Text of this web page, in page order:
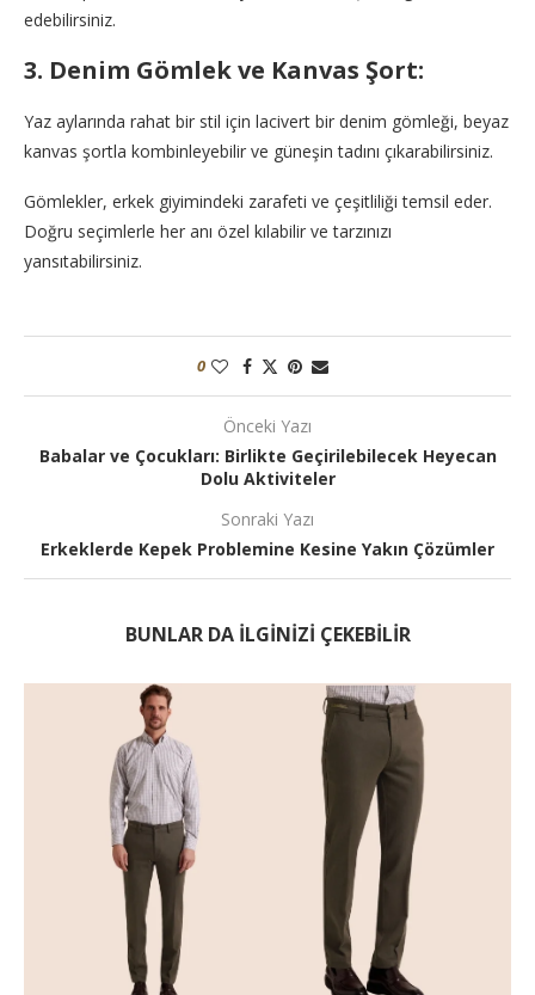
edebilirsiniz.
3. Denim Gömlek ve Kanvas Şort:
Yaz aylarında rahat bir stil için lacivert bir denim gömleği, beyaz
kanvas şortla kombinleyebilir ve güneşin tadını çıkarabilirsiniz.
Gömlekler, erkek giyimindeki zarafeti ve çeşitliliği temsil eder.
Doğru seçimlerle her anı özel kılabilir ve tarzınızı
yansıtabilirsiniz.
0
Önceki Yazı
Babalar ve Çocukları: Birlikte Geçirilebilecek Heyecan
Dolu Aktiviteler
Sonraki Yazı
Erkeklerde Kepek Problemine Kesine Yakın Çözümler
BUNLAR DA ILGINIZI ÇEKEBILIR